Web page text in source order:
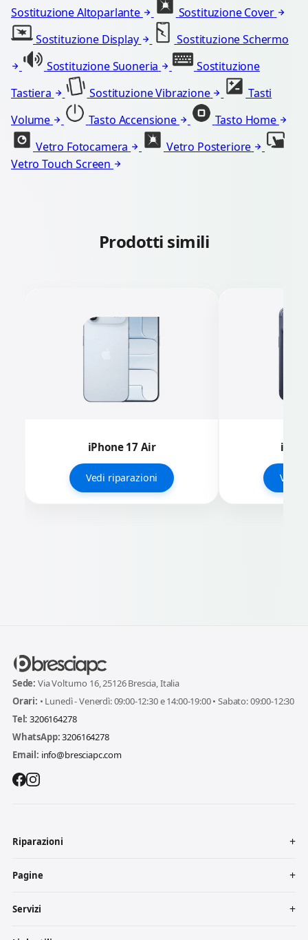
Sostituzione Altoparlante
Sostituzione Cover
Sostituzione Display
Sostituzione Schermo
Sostituzione Suoneria
Sostituzione
Tastiera
Sostituzione Vibrazione
Tasti
Volume
Tasto Accensione
Tasto Home
Vetro Fotocamera
Vetro Posteriore
Vetro Touch Screen
Prodotti simili
iPhone 17 Air
Vedi riparazioni Vedi
Sede: Via Volturno 16, 25126 Brescia, Italia
Orari: • Lunedì - Venerdì: 09:00-12:30 e 14:00-19:00 • Sabato: 09:00-12:30
Tel: 3206164278
WhatsApp:3206164278
Email: info@bresciapc.com
Riparazioni
Pagine
Servizi